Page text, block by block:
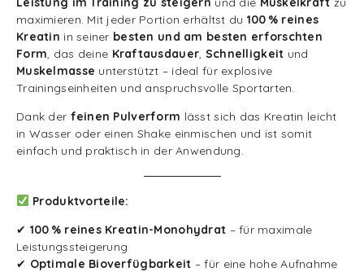
maximieren. Mit jeder Portion erhältst du 100 % reines
Kreatin in seiner besten und am besten erforschten
Form, das deine Kraftausdauer, Schnelligkeit und
Muskelmasse unterstützt – ideal für explosive
Trainingseinheiten und anspruchsvolle Sportarten.
Dank der feinen Pulverform lässt sich das Kreatin leicht
in Wasser oder einen Shake einmischen und ist somit
einfach und praktisch in der Anwendung.
Produktvorteile:
✔ 100 % reines Kreatin-Monohydrat – für maximale
Leistungssteigerung
✔ Optimale Bioverfügbarkeit – für eine hohe Aufnahme